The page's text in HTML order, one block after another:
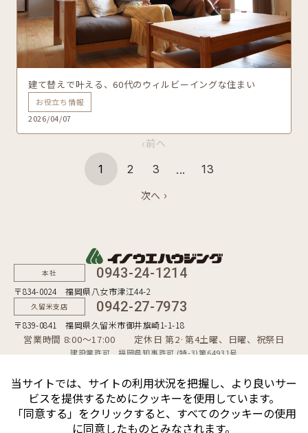
建て替えで叶える、60代のウィルビーイングな住まい
お役立ち情報
2026/04/07
‹前へ
1
2 3 ...
13
次へ ›
本社 0943-24-1214
〒834-0024 福岡県八女市津江44-2
久留米支店 0942-27-7973
〒839-0841 福岡県久留米市御井旗崎1-1-18
営業時間 8:00〜17:00 定休日 第2·第4土曜、日曜、祝祭日
建設業許可 福岡県知事許可 (特-3)第64931号
宅地建物取引業者 福岡県知事（10）第9254号